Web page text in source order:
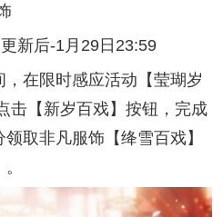
后-1月29日23:59
在限时感应活动【莹瑚岁
击【新岁百戏】按钮，完成
取非凡服饰【绛雪百戏】